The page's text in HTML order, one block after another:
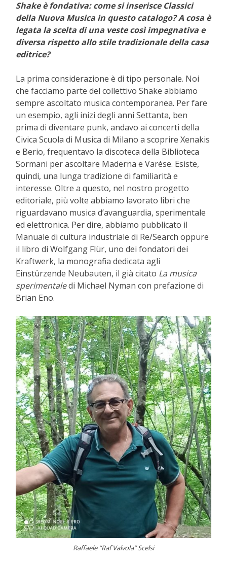
Shake è fondativa: come si inserisce Classici
della Nuova Musica in questo catalogo? A cosa è
legata la scelta di una veste così impegnativa e
diversa rispetto allo stile tradizionale della casa
editrice?
La prima considerazione è di tipo personale. Noi
che facciamo parte del collettivo Shake abbiamo
sempre ascoltato musica contemporanea. Per fare
un esempio, agli inizi degli anni Settanta, ben
prima di diventare punk, andavo ai concerti della
Civica Scuola di Musica di Milano a scoprire Xenakis
e Berio, frequentavo la discoteca della Biblioteca
Sormani per ascoltare Maderna e Varése. Esiste,
quindi, una lunga tradizione di familiarità e
interesse. Oltre a questo, nel nostro progetto
editoriale, più volte abbiamo lavorato libri che
riguardavano musica d’avanguardia, sperimentale
ed elettronica. Per dire, abbiamo pubblicato il
Manuale di cultura industriale di Re/Search oppure
il libro di Wolfgang Flür, uno dei fondatori dei
Kraftwerk, la monografia dedicata agli
Einstürzende Neubauten, il già citato La musica
sperimentaledi Michael Nyman con prefazione di
Brian Eno.
Raffaele “Raf Valvola” Scelsi